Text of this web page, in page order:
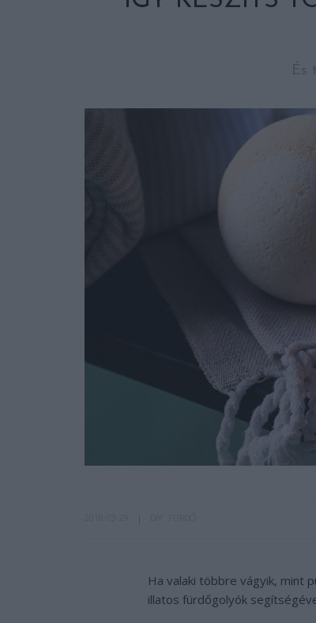
Ha valaki többre vágyik, mint
illatos fürdőgolyók